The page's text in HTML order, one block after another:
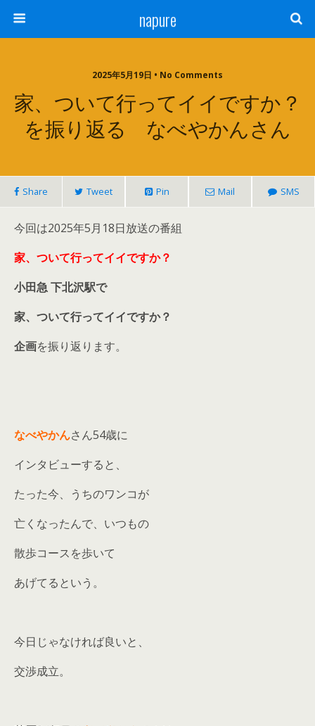
napure
2025年5月19日 • No Comments
家、ついて行ってイイですか？
を振り返る なべやかんさん
Share Tweet Pin Mail SMS
今回は2025年5月18日放送の番組
家、ついて行ってイイですか？
小田急 下北沢駅で
家、ついて行ってイイですか？
企画を振り返ります。
なべやかんさん54歳に
インタビューすると、
たった今、うちのワンコが
亡くなったんで、いつもの
散歩コースを歩いて
あげてるという。
今日じゃなければ良いと、
交渉成立。